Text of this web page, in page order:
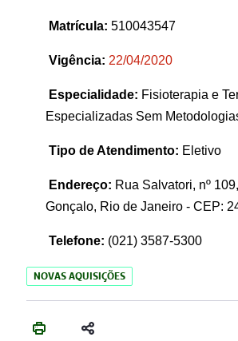
Matrícula: 510043547
Vigência: 22/04/2020
Especialidade: Fisioterapia e
Especializadas Sem
Tipo de Atendimento: Eletivo
Endereço: Rua Salvatori, nº
Gonçalo, Rio de Janeiro - CEP:
Telefone: (021) 3587-5300
NOVAS AQUISIÇÕES